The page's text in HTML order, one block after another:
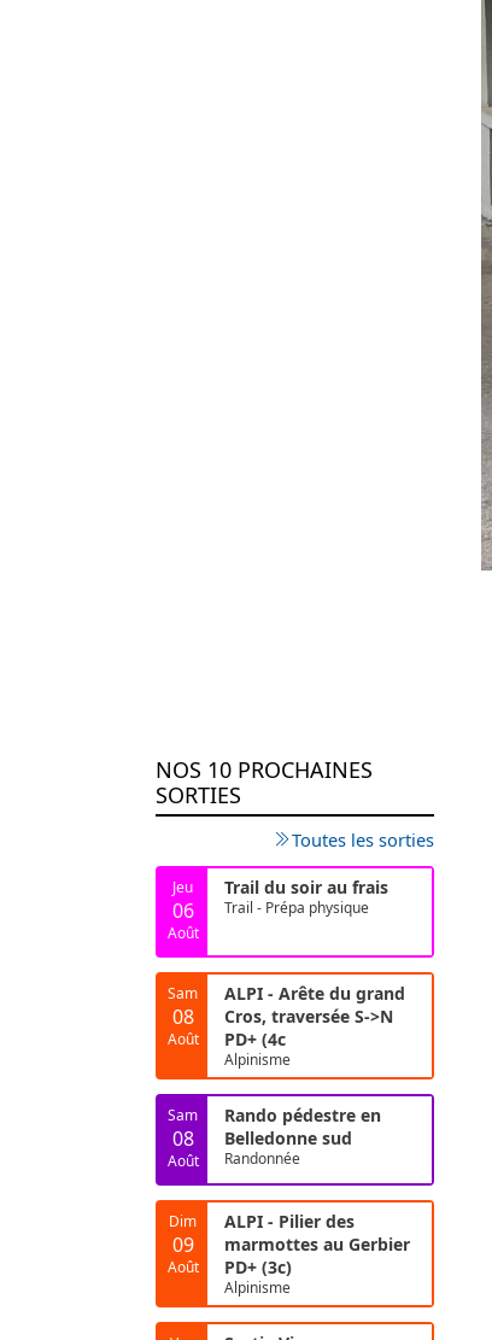
NOS 10 PROCHAINES
SORTIES
Toutes les sorties
Jeu
06
Août
Trail du soir au frais
Trail - Prépa physique
Sam
08
Août
ALPI - Arête du grand
Cros, traversée S->N
PD+ (4c
Alpinisme
Sam
08
Août
Rando pédestre en
Belledonne sud
Randonnée
Dim
09
Août
ALPI - Pilier des
marmottes au Gerbier
PD+ (3c)
Alpinisme